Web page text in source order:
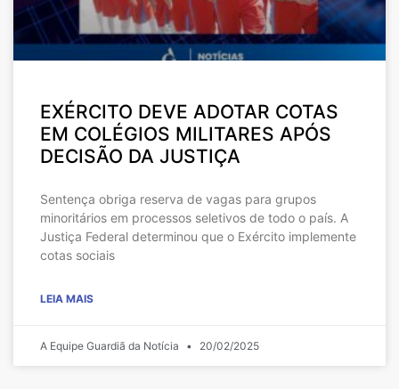
EXÉRCITO DEVE ADOTAR COTAS
EM COLÉGIOS MILITARES APÓS
DECISÃO DA JUSTIÇA
Sentença obriga reserva de vagas para grupos
minoritários em processos seletivos de todo o país. A
Justiça Federal determinou que o Exército implemente
cotas sociais
LEIA MAIS
A Equipe Guardiã da Notícia 20/02/2025